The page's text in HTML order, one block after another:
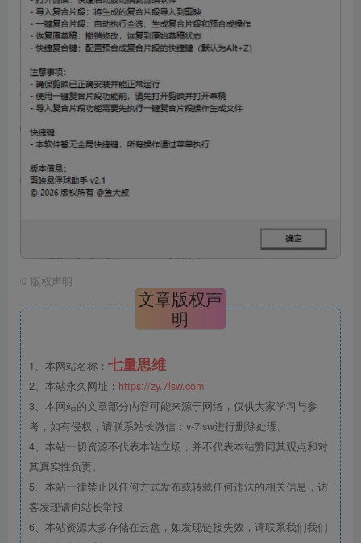
© 版权声明
文章版权声
明
1、本网站名称： 七量思维
2、本站永久网址： https://zy.7lsw.com
3、本网站的文章部分内容可能来源于网络，仅供大家学习与参
考，如有侵权，请联系站长微信：v-7lsw进行删除处理。
4、本站一切资源不代表本站立场，并不代表本站赞同其观点和对
其真实性负责。
5、本站一律禁止以任何方式发布或转载任何违法的相关信息，访
客发现请向站长举报
6、本站资源大多存储在云盘，如发现链接失效，请联系我们我们